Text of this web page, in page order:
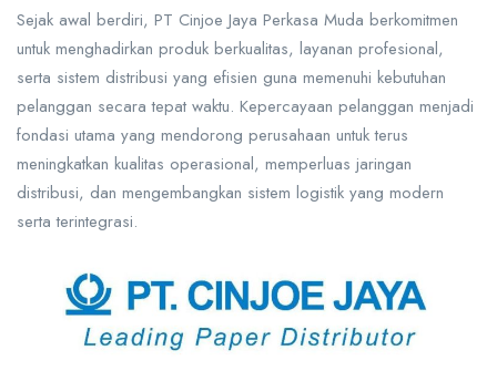
Sejak awal berdiri, PT Cinjoe Jaya Perkasa Muda berkomitmen
untuk menghadirkan produk berkualitas, layanan profesional,
serta sistem distribusi yang efisien guna memenuhi kebutuhan
pelanggan secara tepat waktu. Kepercayaan pelanggan menjadi
fondasi utama yang mendorong perusahaan untuk terus
meningkatkan kualitas operasional, memperluas jaringan
distribusi, dan mengembangkan sistem logistik yang modern
serta terintegrasi.